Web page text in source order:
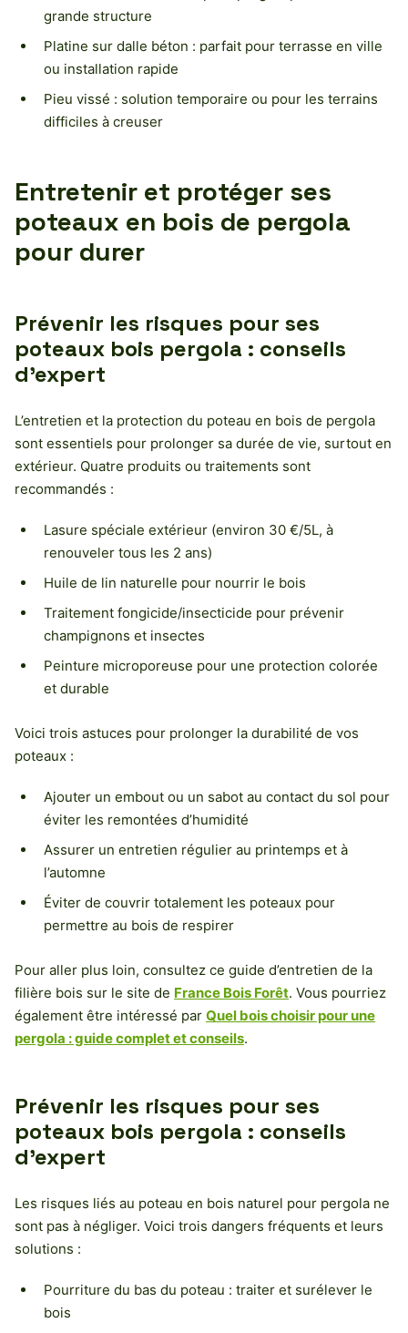
grande structure
Platine sur dalle béton : parfait pour terrasse en ville
ou installation rapide
Pieu vissé : solution temporaire ou pour les terrains
difficiles à creuser
Entretenir et protéger ses
poteaux en bois de pergola
pour durer
Prévenir les risques pour ses
poteaux bois pergola : conseils
d’expert
L’entretien et la protection du poteau en bois de pergola
sont essentiels pour prolonger sa durée de vie, surtout en
extérieur. Quatre produits ou traitements sont
recommandés :
Lasure spéciale extérieur (environ 30 €/5L, à
renouveler tous les 2 ans)
Huile de lin naturelle pour nourrir le bois
Traitement fongicide/insecticide pour prévenir
champignons et insectes
Peinture microporeuse pour une protection colorée
et durable
Voici trois astuces pour prolonger la durabilité de vos
poteaux :
Ajouter un embout ou un sabot au contact du sol pour
éviter les remontées d’humidité
Assurer un entretien régulier au printemps et à
l’automne
Éviter de couvrir totalement les poteaux pour
permettre au bois de respirer
Pour aller plus loin, consultez ce guide d’entretien de la
filière bois sur le site de France Bois Forêt. Vous pourriez
également être intéressé par Quel bois choisir pour une
pergola : guide complet et conseils.
Prévenir les risques pour ses
poteaux bois pergola : conseils
d’expert
Les risques liés au poteau en bois naturel pour pergola ne
sont pas à négliger. Voici trois dangers fréquents et leurs
solutions :
Pourriture du bas du poteau : traiter et surélever le
bois